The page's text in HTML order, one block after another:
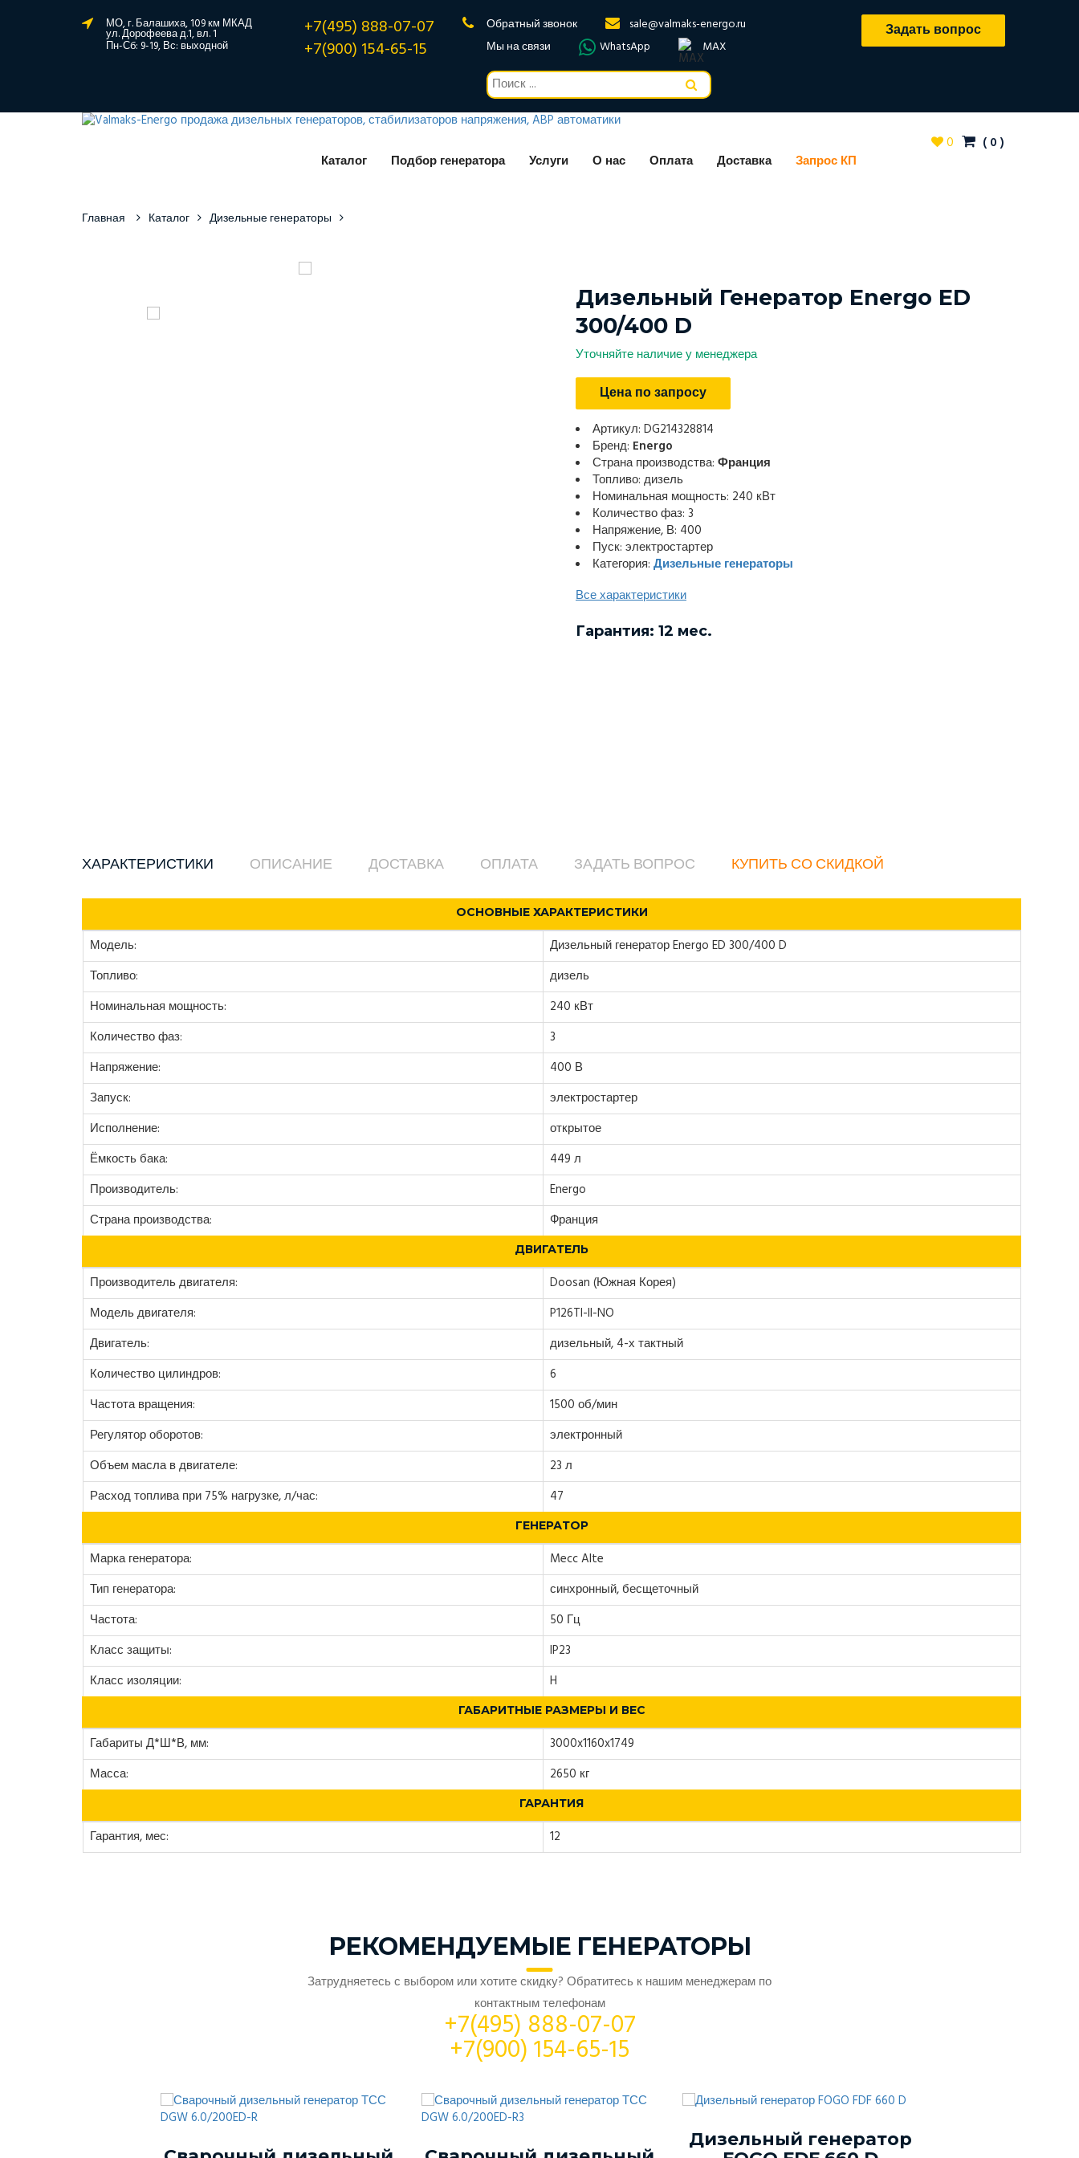
МО, г. Балашиха, 109 км МКАД
ул. Дорофеева д.1, вл. 1
Пн-Сб: 9-19, Вс: выходной
+7(495) 888-07-07
+7(900) 154-65-15
Обратный звонок
sale@valmaks-energo.ru
Мы на связи
WhatsApp MAX
Задать вопрос
Каталог Подбор генератора Услуги О нас Оплата Доставка Запрос КП
0 ( 0)
Главная Каталог Дизельные генераторы
Дизельный Генератор Energo ED
300/400 D
Уточняйте наличие у менеджера
Цена по запросу
Артикул: DG214328814
Бренд: Energo
Страна производства: Франция
Топливо: дизель
Номинальная мощность: 240 кВт
Количество фаз: 3
Напряжение, В: 400
Пуск: электростартер
Категория: Дизельные генераторы
Все характеристики
Гарантия: 12 мес.
ХАРАКТЕРИСТИКИ ОПИСАНИЕ ДОСТАВКА ОПЛАТА ЗАДАТЬ ВОПРОС КУПИТЬ СО СКИДКОЙ
ОСНОВНЫЕ ХАРАКТЕРИСТИКИ
Модель:
Дизельный генератор Energo ED 300/400 D
Топливо:
дизель
Номинальная мощность:
240 кВт
Количество фаз:
3
Напряжение:
400 В
Запуск:
электростартер
Исполнение:
открытое
Ёмкость бака:
449 л
Производитель:
Energo
Страна производства:
Франция
ДВИГАТЕЛЬ
Производитель двигателя:
Doosan (Южная Корея)
Модель двигателя:
P126TI-II-NO
Двигатель:
дизельный, 4-х тактный
Количество цилиндров:
6
Частота вращения:
1500 об/мин
Регулятор оборотов:
электронный
Объем масла в двигателе:
23 л
Расход топлива при 75% нагрузке, л/час:
47
ГЕНЕРАТОР
Марка генератора:
Mecc Alte
Тип генератора:
синхронный, бесщеточный
Частота:
50 Гц
Класс защиты:
IP23
Класс изоляции:
H
ГАБАРИТНЫЕ РАЗМЕРЫ И ВЕС
Габариты Д*Ш*В, мм:
3000x1160x1749
Масса:
2650 кг
ГАРАНТИЯ
Гарантия, мес: 12
РЕКОМЕНДУЕМЫЕ ГЕНЕРАТОРЫ
Затрудняетесь с выбором или хотите скидку? Обратитесь к нашим менеджерам по
контактным телефонам
+7(495) 888-07-07
+7(900) 154-65-15
Дизельный генератор